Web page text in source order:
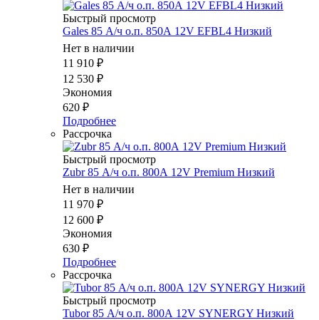
Быстрый просмотр
Gales 85 А/ч о.п. 850А 12V EFBL4 Низкий
Нет в наличии
11 910 ₽
12 530 ₽
Экономия
620 ₽
Подробнее
Рассрочка
Быстрый просмотр
Zubr 85 А/ч о.п. 800А 12V Premium Низкий
Нет в наличии
11 970 ₽
12 600 ₽
Экономия
630 ₽
Подробнее
Рассрочка
Быстрый просмотр
Tubor 85 А/ч о.п. 800А 12V SYNERGY Низкий